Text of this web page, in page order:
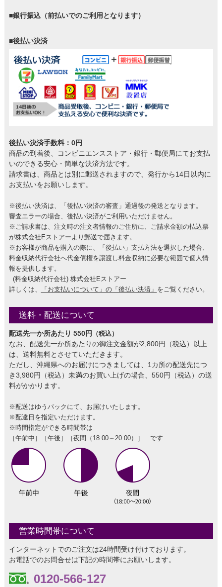
■銀行振込（前払いでのご利用となります）
■後払い決済
後払い決済手数料：0円
商品の到着後、コンビニエンスストア・銀行・郵便局にてお支払
いのできる安心・簡単な決済方法です。
請求書は、商品とは別に郵送されますので、発行から14日以内に
お支払いをお願いします。
※後払い決済は、「後払い決済の審査」通過後の発送となります。
審査エラーの場合、後払い決済がご利用いただけません。
※ご請求書は、注文時の注文者情報のご住所に、ご請求金額の払込票
が株式会社Eストアーより郵送で届きます。
※お客様が商品を購入の際に、「後払い」支払方法を選択した場合、
料金収納代行会社へ代金債権を譲渡し料金収納に必要な範囲で個人情
報を提供します。
(料金収納代行会社) 株式会社Eストアー
詳しくは、
「お支払いについて」の「後払い決済」 をご覧ください。
送料・配送について
配送先一か所あたり 550円 （税込）
なお、配送先一か所あたりの御注文金額が2,800円（税込）以上
は、送料無料とさせていただきます。
ただし、沖縄県へのお届けにつきましては、1カ所の配送先につ
き3,980円（税込）未満のお買い上げの場合、550円（税込）の送
料がかかります。
※配送はゆうパックにて、お届けいたします。
※配達日を指定いただけます。
※時間指定ができる時間帯は
［午前中］［午後］［夜間（18:00～20:00）］ です
営業時間帯について
インターネットでのご注文は24時間受け付けております。
お電話でのお問合せは下記の時間帯にお願いします。
0120-566-127